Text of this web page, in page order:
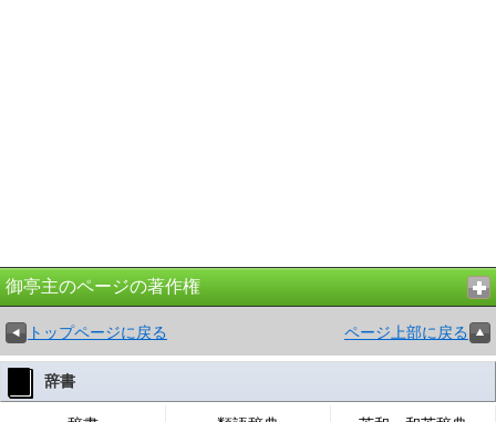
御亭主のページの著作権
トップページに戻る ページ上部に戻る
辞書